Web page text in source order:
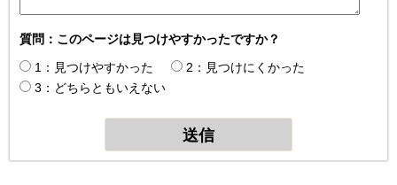
質問：このページは見つけやすかったですか？
1：見つけやすかった
2：見つけにくかった
3：どちらともいえない